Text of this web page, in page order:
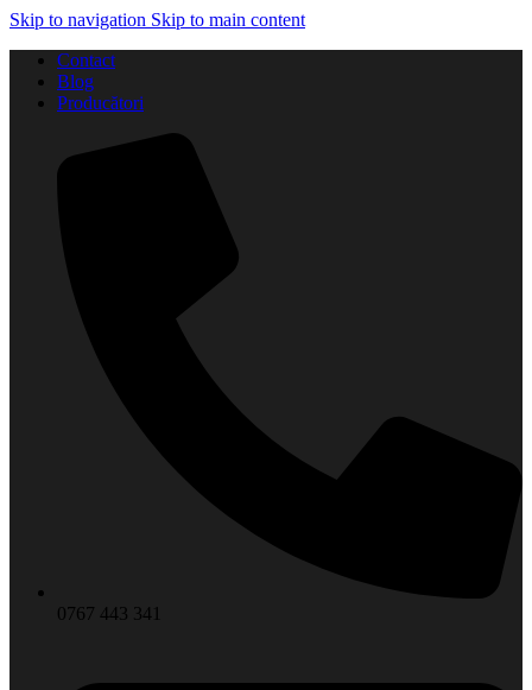
Skip to navigation Skip to main content
Contact
Blog
Producători
0767 443 341